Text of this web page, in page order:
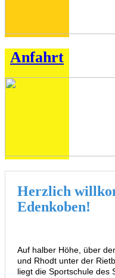
Anfahrt
Herzlich
Edenkoben!
Auf halber Höhe, über
und Rhodt unter der
liegt die Sportschule des